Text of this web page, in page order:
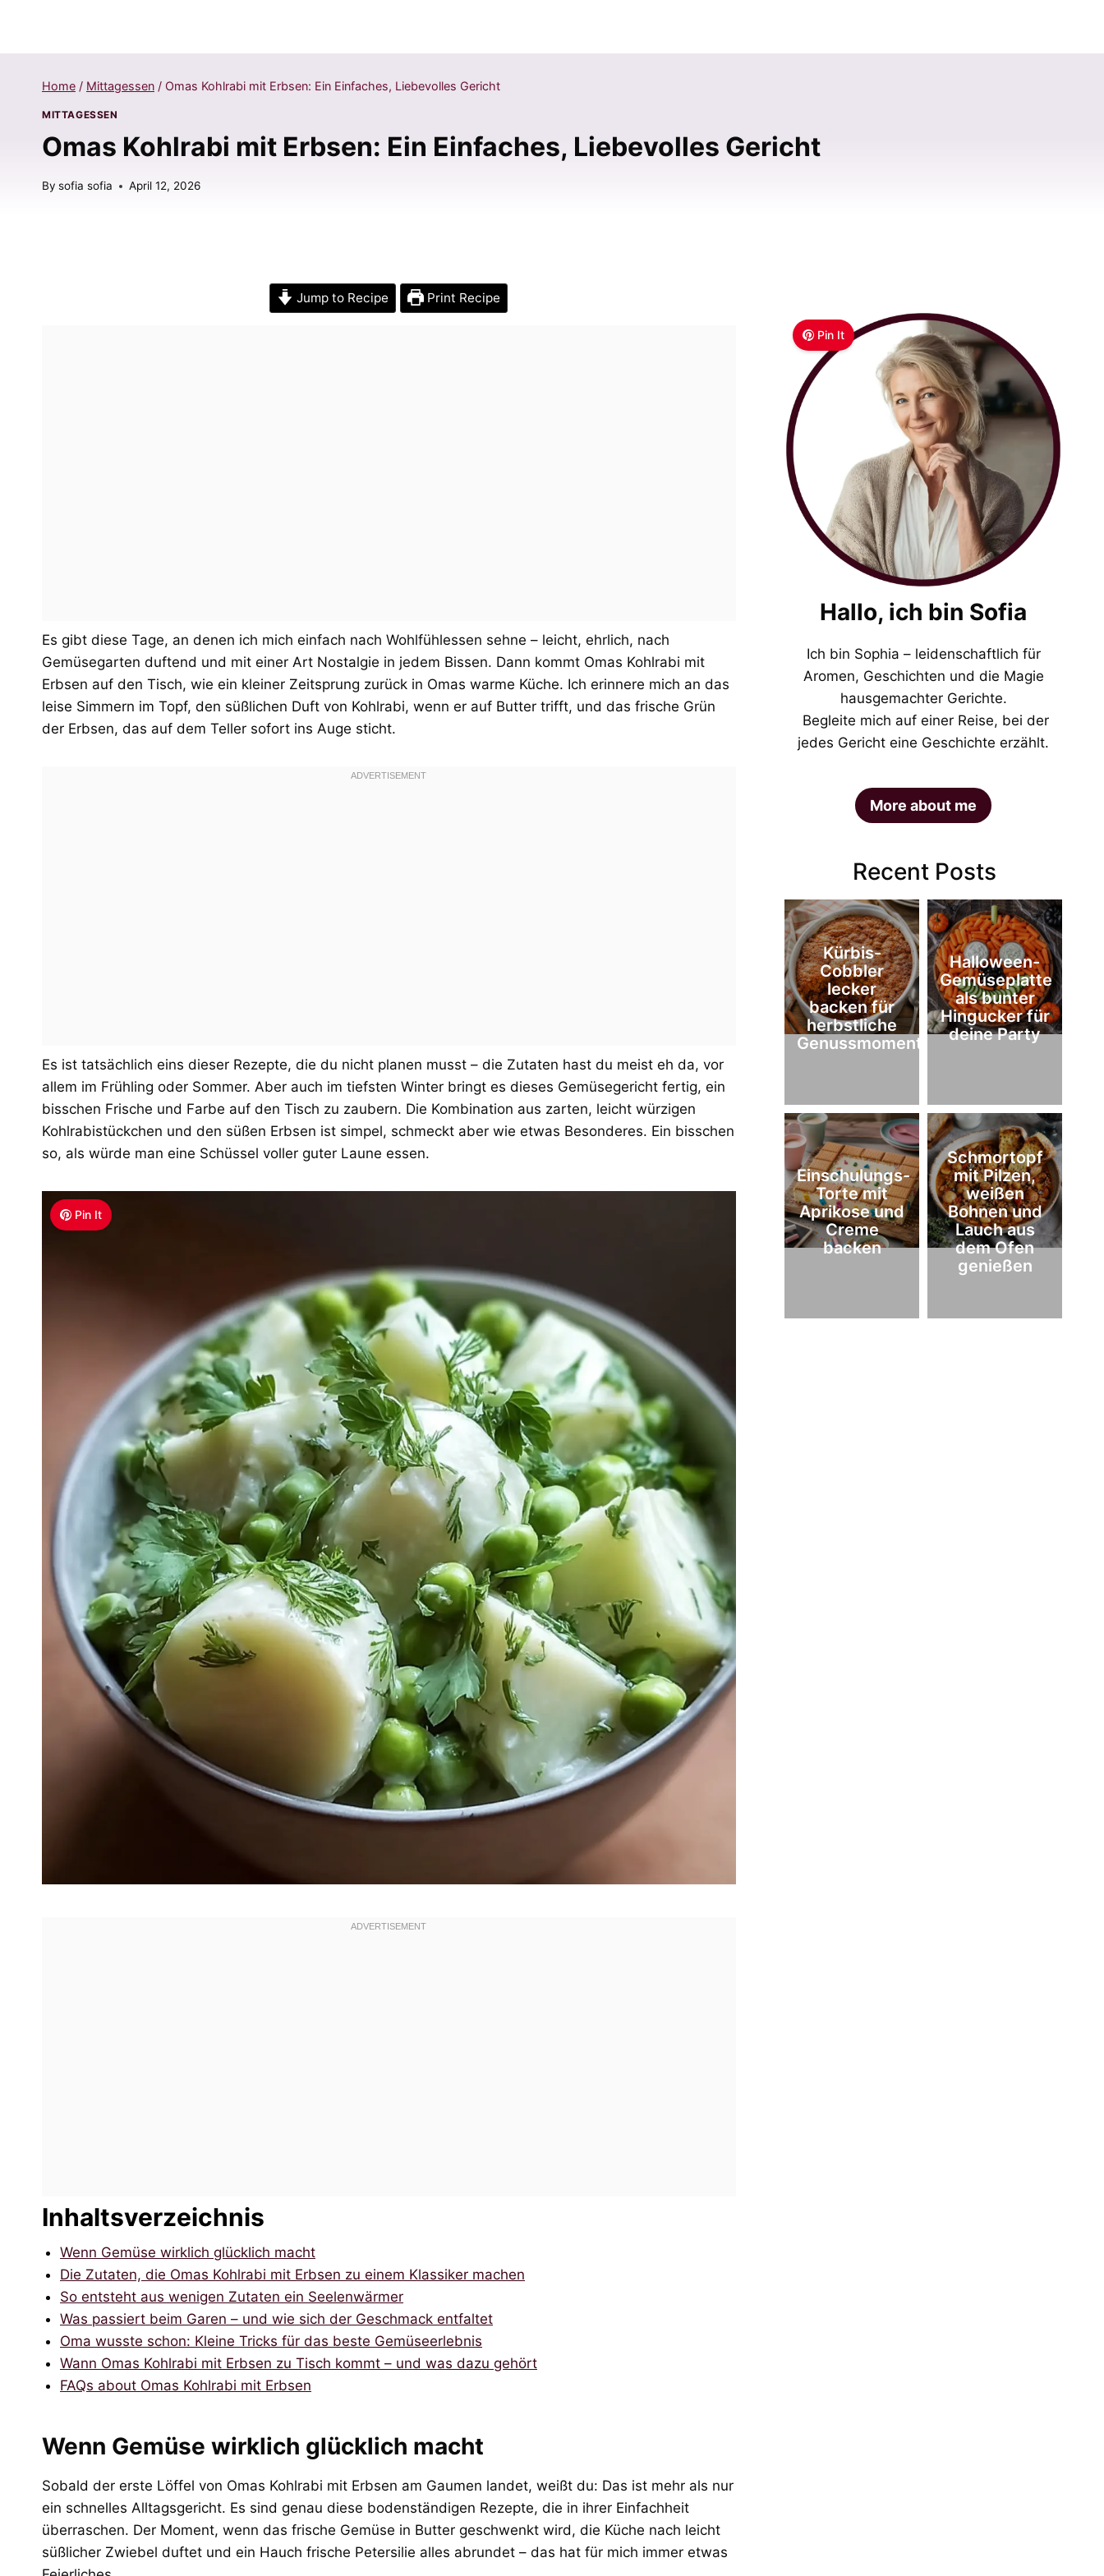
Home / Mittagessen / Omas Kohlrabi mit Erbsen: Ein Einfaches, Liebevolles Gericht
MITTAGESSEN
Omas Kohlrabi mit Erbsen: Ein Einfaches, Liebevolles Gericht
By sofia sofia April 12, 2026
Jump to Recipe Print Recipe
Es gibt diese Tage, an denen ich mich einfach nach Wohlfühlessen sehne – leicht, ehrlich, nach
Gemüsegarten duftend und mit einer Art Nostalgie in jedem Bissen. Dann kommt Omas Kohlrabi mit
Erbsen auf den Tisch, wie ein kleiner Zeitsprung zurück in Omas warme Küche. Ich erinnere mich an das
leise Simmern im Topf, den süßlichen Duft von Kohlrabi, wenn er auf Butter trifft, und das frische Grün
der Erbsen, das auf dem Teller sofort ins Auge sticht.
Es ist tatsächlich eins dieser Rezepte, die du nicht planen musst – die Zutaten hast du meist eh da, vor
allem im Frühling oder Sommer. Aber auch im tiefsten Winter bringt es dieses Gemüsegericht fertig, ein
bisschen Frische und Farbe auf den Tisch zu zaubern. Die Kombination aus zarten, leicht würzigen
Kohlrabistückchen und den süßen Erbsen ist simpel, schmeckt aber wie etwas Besonderes. Ein bisschen
so, als würde man eine Schüssel voller guter Laune essen.
Pin It
Inhaltsverzeichnis
Wenn Gemüse wirklich glücklich macht
Die Zutaten, die Omas Kohlrabi mit Erbsen zu einem Klassiker machen
So entsteht aus wenigen Zutaten ein Seelenwärmer
Was passiert beim Garen – und wie sich der Geschmack entfaltet
Oma wusste schon: Kleine Tricks für das beste Gemüseerlebnis
Wann Omas Kohlrabi mit Erbsen zu Tisch kommt – und was dazu gehört
FAQs about Omas Kohlrabi mit Erbsen
Wenn Gemüse wirklich glücklich macht
Sobald der erste Löffel von Omas Kohlrabi mit Erbsen am Gaumen landet, weißt du: Das ist mehr als nur
ein schnelles Alltagsgericht. Es sind genau diese bodenständigen Rezepte, die in ihrer Einfachheit
überraschen. Der Moment, wenn das frische Gemüse in Butter geschwenkt wird, die Küche nach leicht
süßlicher Zwiebel duftet und ein Hauch frische Petersilie alles abrundet – das hat für mich immer etwas
Pin It
Hallo, ich bin Sofia
Ich bin Sophia – leidenschaftlich für
Aromen, Geschichten und die Magie
hausgemachter Gerichte.
Begleite mich auf einer Reise, bei der
jedes Gericht eine Geschichte erzählt.
More about me
Recent Posts
Kürbis-
Cobbler
lecker
backen für
herbstliche
Genussmomente
Halloween-
Gemüseplatte
als bunter
Hingucker für
deine Party
Einschulungs-
Torte mit
Aprikose und
Creme
backen
Schmortopf
mit Pilzen,
weißen
Bohnen und
Lauch aus
dem Ofen
genießen